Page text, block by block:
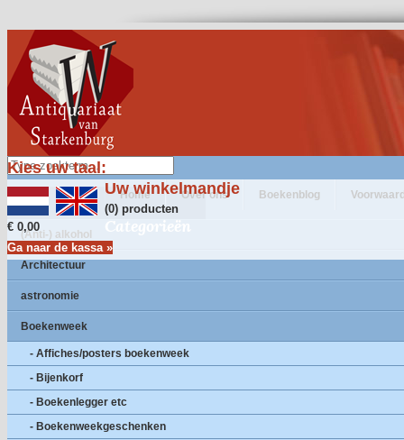
Kies uw taal:
Uw winkelmandje
(0) producten
€ 0,00
Ga naar de kassa »
Home Over ons Boekenblog
Categorieën
(Anti-) alkohol
Architectuur
astronomie
Boekenweek
- Affiches/posters boekenweek
- Bijenkorf
- Boekenlegger etc
- Boekenweekgeschenken